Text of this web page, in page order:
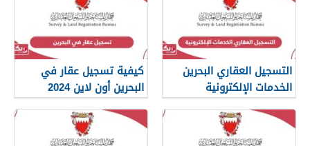
التسجيل العقاري البحرين
الخدمات الإلكترونية
كيفية تسجيل عقار في
البحرين أون لاين 2024